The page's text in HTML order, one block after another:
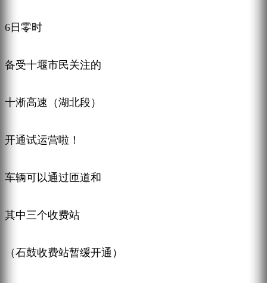
6日零时
备受十堰市民关注的
十淅高速（湖北段）
开通试运营啦！
车辆可以通过匝道和
其中三个收费站
（石鼓收费站暂缓开通）